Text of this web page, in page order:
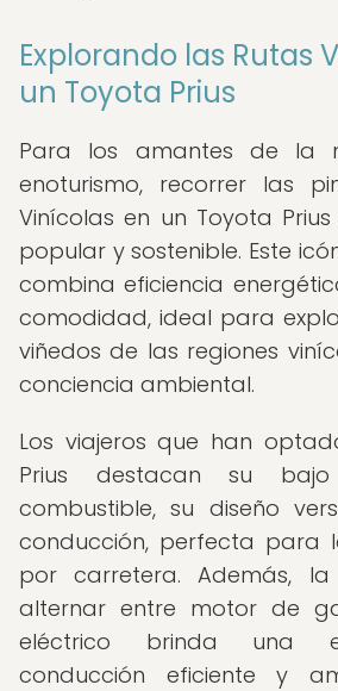
Explorando las Rutas
un Toyota Prius
Para los amantes de la
enoturismo, recorrer las
Vinícolas en un Toyota
popular y sostenible. Este
combina eficiencia
comodidad, ideal para
viñedos de las regiones
conciencia ambiental.
Los viajeros que han
Prius destacan su
combustible, su diseño
conducción, perfecta para
por carretera. Además,
alternar entre motor de
eléctrico brinda una
conducción eficiente y